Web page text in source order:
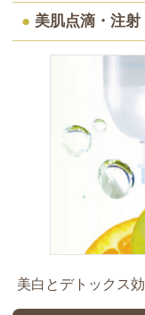
● 美肌点滴・注射
美白とデトックス